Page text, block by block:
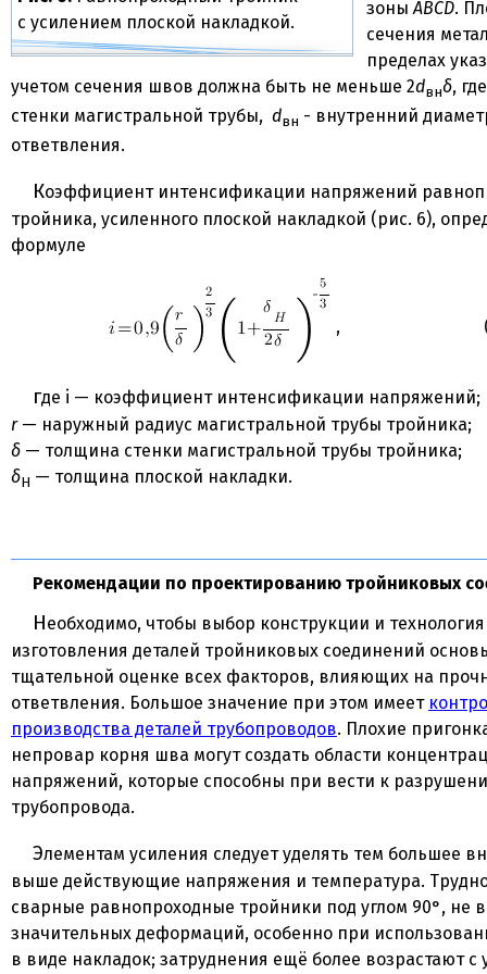
с усилением плоской накладкой.
зоныABCD.
сечения
пределах
учетом сечения швов должна быть не меньше 2dвнδ,
стенки магистральной трубы, dвн - внутренний
ответвления.
Коэффициент интенсификации напряжений равнопроходного
тройника, усиленного плоской накладкой (рис. 6),
формуле
,
где i — коэффициент интенсификации напряжений;
r— наружный радиус магистральной трубы тройника;
δ — толщина стенки магистральной трубы тройника;
δH — толщина плоской накладки.
Рекомендации по проектированию тройниковых
Необходимо, чтобы выбор конструкции и технология
изготовления деталей тройниковых соединений
тщательной оценке всех факторов, влияющих на
ответвления. Большое значение при этом имеет
производства деталей трубопроводов. Плохие
непровар корня шва могут создать области
напряжений, которые способны при вести к
трубопровода.
Элементам усиления следует уделять тем большее внимание, чем
выше действующие напряжения и температура.
сварные равнопроходные тройники под углом 90°, не
значительных деформаций, особенно при
в виде накладок; затруднения ещё более возрастают с